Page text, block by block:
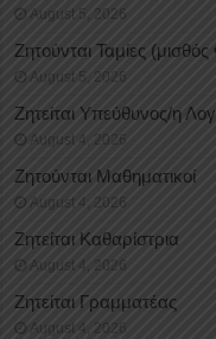
August 5, 2026
Ζητούνται Ταμίες
August 5, 2026
Ζητείται Υπεύθυνος/η
August 4, 2026
Ζητούνται Μαθηματικοί
August 4, 2026
Ζητείται Καθαρίστρια
August 4, 2026
Ζητείται Γραμματέας
August 4, 2026